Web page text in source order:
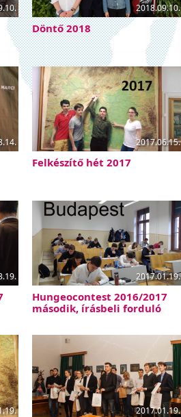
2018.09.10.
Döntő 2018
2017.06.15.
Felkészítő hét 2017
2017.01.19.
Hungeocontest 2016/2017
második, írásbeli forduló
2017.01.19.